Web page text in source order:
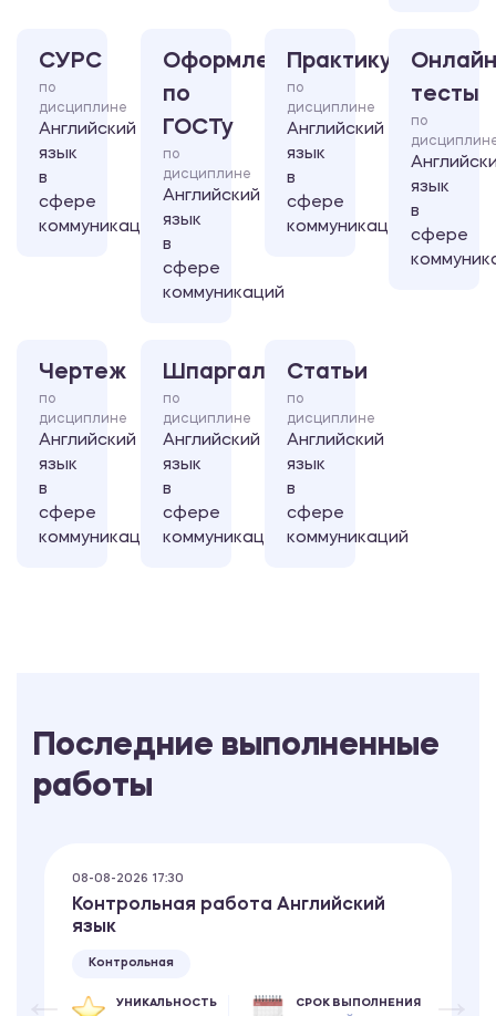
СУРС
по
дисциплине
Английский
язык
в
сфере
коммуникаций
Оформление
по
ГОСТу
по
дисциплине
Английский
язык
в
сфере
коммуникаций
Практикум
по
дисциплине
Английский
язык
в
сфере
коммуникаций
тесты
по
язык
в
сфере
Чертеж
по
дисциплине
Английский
язык
в
сфере
коммуникаций
Шпаргалка
по
дисциплине
Английский
язык
в
сфере
коммуникаций
Статьи
по
дисциплине
Английский
язык
в
сфере
коммуникаций
Последние выполненные
работы
08-08-2026 17:30
Контрольная работа Английский
язык
Контрольная
УНИКАЛЬНОСТЬ СРОК ВЫПОЛНЕНИЯ